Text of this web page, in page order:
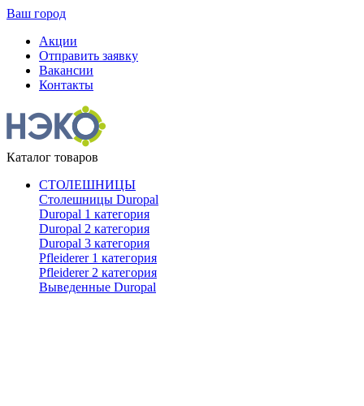
Ваш город
Акции
Отправить заявку
Вакансии
Контакты
Каталог товаров
СТОЛЕШНИЦЫ
Столешницы Duropal
Duropal 1 категория
Duropal 2 категория
Duropal 3 категория
Pfleiderer 1 категория
Pfleiderer 2 категория
Выведенные Duropal